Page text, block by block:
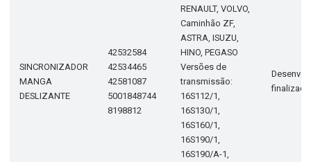
SINCRONIZADOR
MANGA
DESLIZANTE
42532584
42534465
42581087
5001848744
8198812
RENAULT, VOLVO,
Caminhão ZF,
ASTRA, ISUZU,
HINO, PEGASO
Versões de
transmissão:
16S112/1,
16S130/1,
16S160/1,
16S190/1,
16S190/A-1,
finalizado